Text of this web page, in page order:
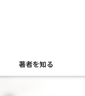
著者を知る